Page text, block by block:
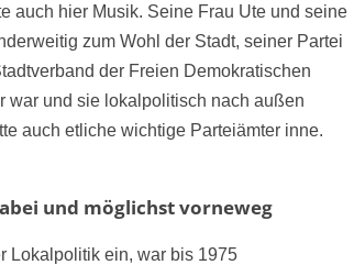
auch hier Musik. Seine Frau Ute und seine
zum Wohl der Stadt, seiner Partei
der Freien Demokratischen
war und sie lokalpolitisch nach außen
auch etliche wichtige Parteiämter inne.
und möglichst vorneweg
Lokalpolitik ein, war bis 1975